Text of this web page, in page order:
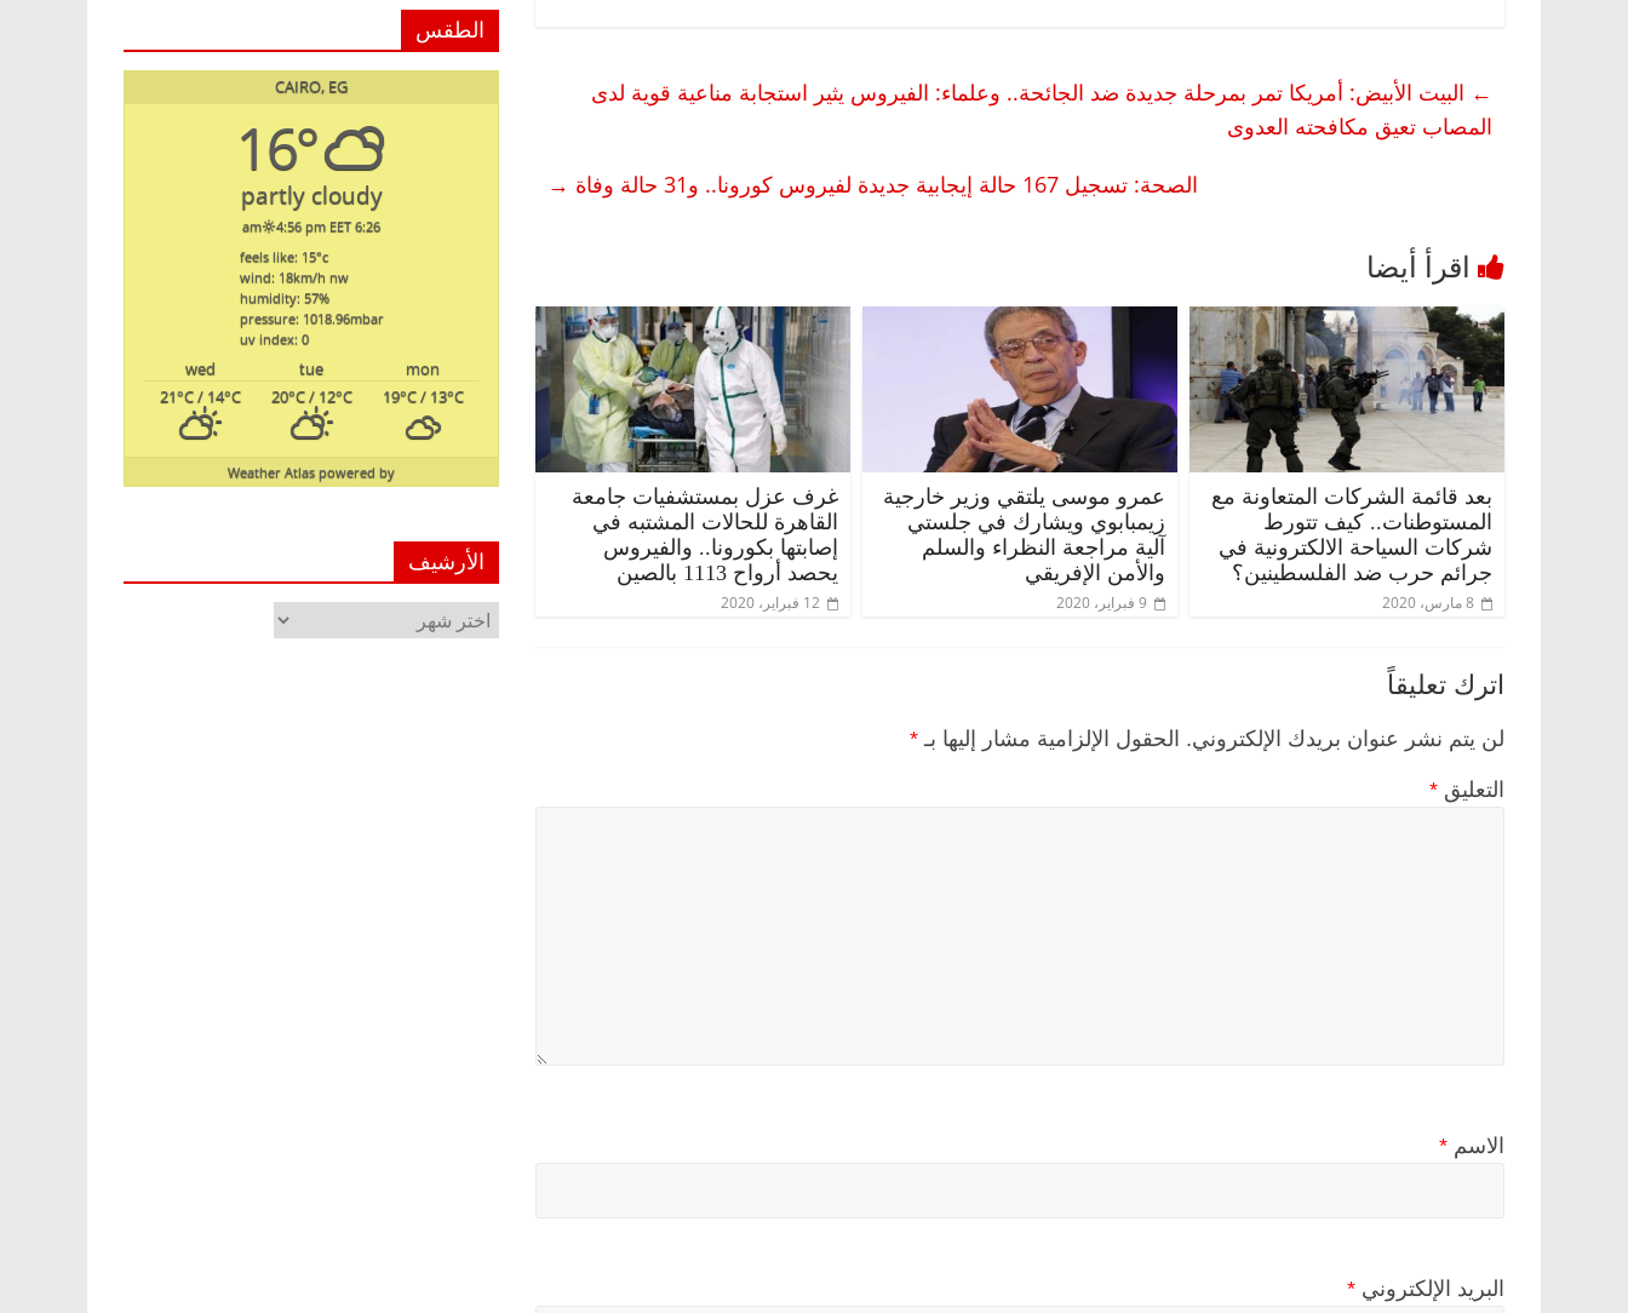
← البيت الأبيض: أمريكا تمر بمرحلة جديدة ضد الجائحة.. وعلماء: الفيروس يثير استجابة مناعية قوية لدى
المصاب تعيق مكافحته العدوى
الصحة: تسجيل 167 حالة إيجابية جديدة لفيروس كورونا.. و31 حالة وفاة
→
بعد قائمة الشركات المتعاونة مع
المستوطنات.. كيف تتورط
شركات السياحة الالكترونية في
جرائم حرب ضد الفلسطينين؟
8 مارس، 2020
عمرو موسى يلتقي وزير خارجية
زيمبابوي ويشارك في جلستي
آلية مراجعة النظراء والسلم
والأمن الإفريقي
9 فبراير، 2020
غرف عزل بمستشفيات جامعة
القاهرة للحالات المشتبه في
إصابتها بكورونا.. والفيروس
يحصد أرواح 1113 بالصين
12 فبراير، 2020
اترك تعليقاً
لن يتم نشر عنوان بريدك الإلكتروني. الحقول الإلزامية مشار إليها بـ *
التعليق *
الاسم *
البريد الإلكتروني *
الطقس
CAIRO, EG
16°
partly cloudy
6:26 am
4:56 pm EET
feels like: 15°c
wind: 18km/h nw
humidity: 57%
pressure: 1018.96mbar
uv index: 0
mon
tue
wed
19°C/ 13°C
20°C/ 12°C
21°C/ 14°C
powered by
Weather Atlas
الأرشيف
الأرشيف